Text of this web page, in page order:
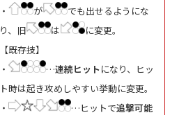
・
が
でも出せるようにな
り、旧
は
に変更。
【既存技】
・
…連続ヒットになり、ヒッ
ト時は起き攻めしやすい挙動に変更。
・
…ヒットで追撃可能